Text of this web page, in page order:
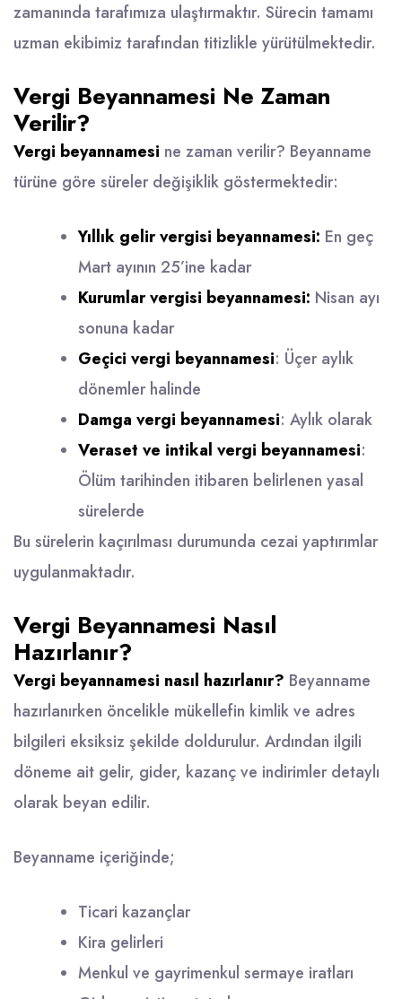
zamanında tarafımıza ulaştırmaktır. Sürecin tamamı
uzman ekibimiz tarafından titizlikle yürütülmektedir.
Vergi Beyannamesi Ne Zaman
Verilir?
Vergi beyannamesi ne zaman verilir? Beyanname
türüne göre süreler değişiklik göstermektedir:
Yıllık gelir vergisi beyannamesi: En geç
Mart ayının 25’ine kadar
Kurumlar vergisi beyannamesi: Nisan ayı
sonuna kadar
Geçici vergi beyannamesi: Üçer aylık
dönemler halinde
Damga vergi beyannamesi: Aylık olarak
Veraset ve intikal vergi beyannamesi:
Ölüm tarihinden itibaren belirlenen yasal
sürelerde
Bu sürelerin kaçırılması durumunda cezai yaptırımlar
uygulanmaktadır.
Vergi Beyannamesi Nasıl
Hazırlanır?
Vergi beyannamesi nasıl hazırlanır? Beyanname
hazırlanırken öncelikle mükellefin kimlik ve adres
bilgileri eksiksiz şekilde doldurulur. Ardından ilgili
döneme ait gelir, gider, kazanç ve indirimler detaylı
olarak beyan edilir.
Beyanname içeriğinde;
Ticari kazançlar
Kira gelirleri
Menkul ve gayrimenkul sermaye iratları